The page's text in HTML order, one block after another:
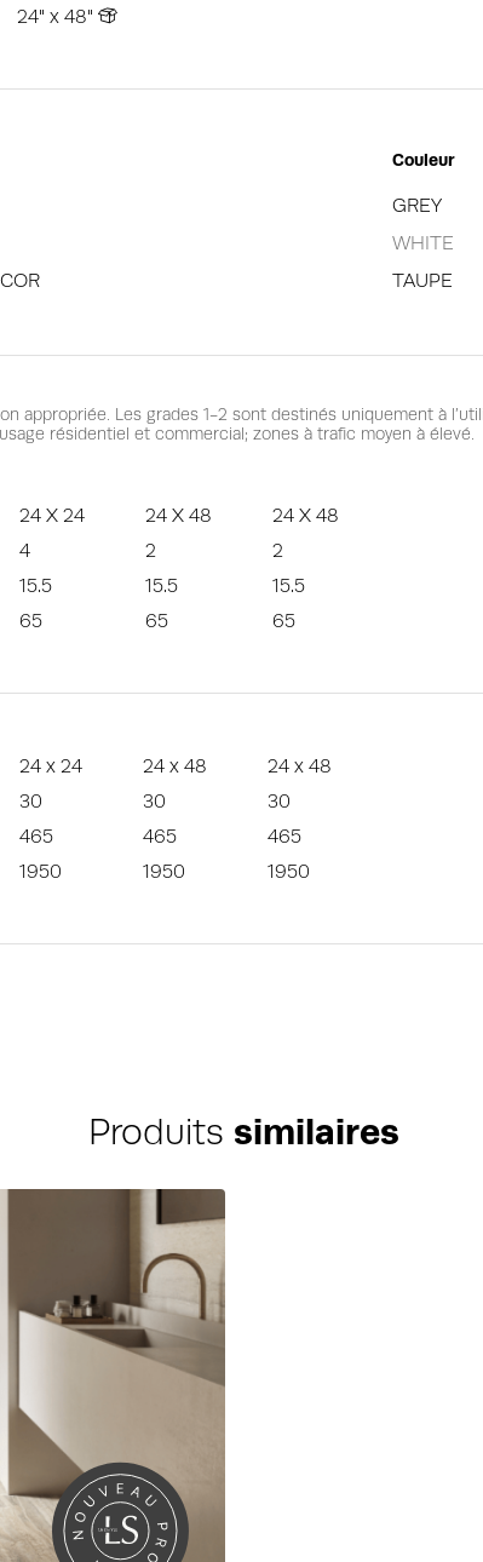
24" x 48"
Couleur
GREY
WHITE
TAUPE
appropriée. Les grades 1-2 sont destinés uniquement à
résidentiel et commercial; zones à trafic moyen à élevé.
24 X 24
4
15.5
65
24 X 48
2
15.5
65
24 X 48
2
15.5
65
24 x 24
30
465
1950
24 x 48
30
465
1950
24 x 48
30
465
1950
Produits similaires